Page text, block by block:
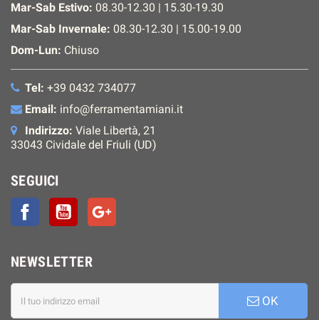
Mar-Sab Estivo: 08.30-12.30 | 15.30-19.30
Mar-Sab Invernale: 08.30-12.30 | 15.00-19.00
Dom-Lun: Chiuso
Tel: +39 0432 734077
Email: info@ferramentamiani.it
Indirizzo: Viale Libertà, 21
33043 Cividale del Friuli (UD)
SEGUICI
FacebookYouTube
NEWSLETTER
OK